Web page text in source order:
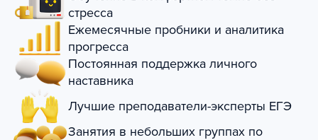
стресса
Ежемесячные пробники и аналитика
прогресса
Постоянная поддержка личного
наставника
Лучшие преподаватели-эксперты ЕГЭ
Занятия в небольших группах по